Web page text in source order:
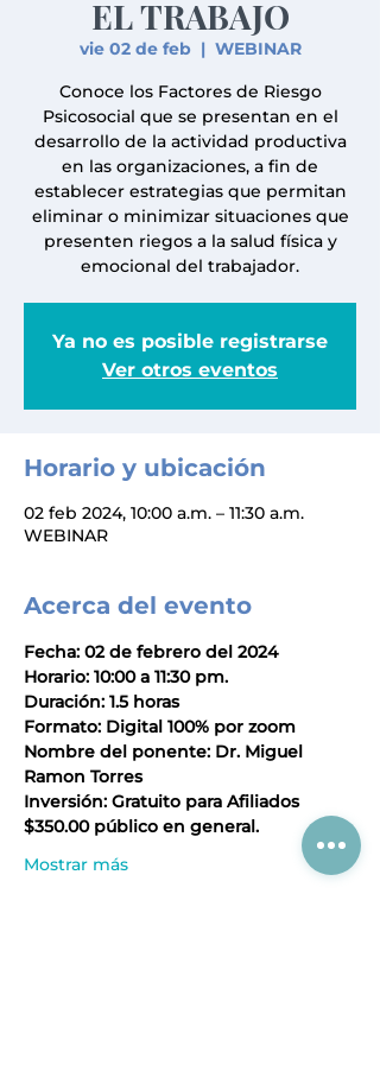
EL TRABAJO
vie 02 de feb
  |
WEBINAR
Conoce los Factores de Riesgo
Psicosocial que se presentan en el
desarrollo de la actividad productiva
en las organizaciones, a fin de
establecer estrategias que permitan
eliminar o minimizar situaciones que
presenten riegos a la salud física y
emocional del trabajador.
Ya no es posible registrarse
Ver otros eventos
Horario y ubicación
02 feb 2024, 10:00 a.m. – 11:30 a.m.
WEBINAR
Acerca del evento
Fecha: 02 de febrero del 2024
Horario: 10:00 a 11:30 pm.
Duración: 1.5 horas
Formato: Digital 100% por zoom
Nombre del ponente: Dr. Miguel
Ramon Torres
Inversión: Gratuito para Afiliados
$350.00 público en general.
Mostrar más